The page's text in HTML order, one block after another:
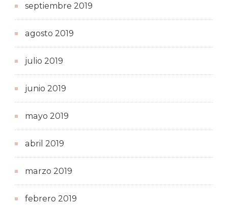
septiembre 2019
agosto 2019
julio 2019
junio 2019
mayo 2019
abril 2019
marzo 2019
febrero 2019